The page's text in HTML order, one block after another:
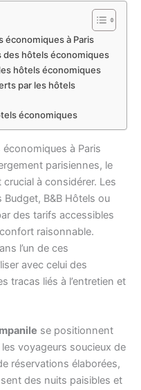
économiques à Paris
hôtels économiques
hôtels économiques
par les hôtels
économiques
à Paris
parisiennes, le
à considérer. Les
B&B Hôtels ou
des tarifs accessibles
raisonnable.
l’un de ces
avec celui des
tracas liés à l’entretien et
se positionnent
voyageurs soucieux de
réservations élaborées,
des nuits paisibles et